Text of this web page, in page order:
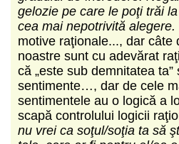
gelozie pe care le poţi trăi
cea mai nepotrivită alegere.
motive raţionale..., dar câte
noastre sunt cu adevărat
că „este sub demnitatea
sentimente…, dar de cele
sentimentele au o logică a
scapă controlului logicii
nu vrei ca soţul/soţia ta să